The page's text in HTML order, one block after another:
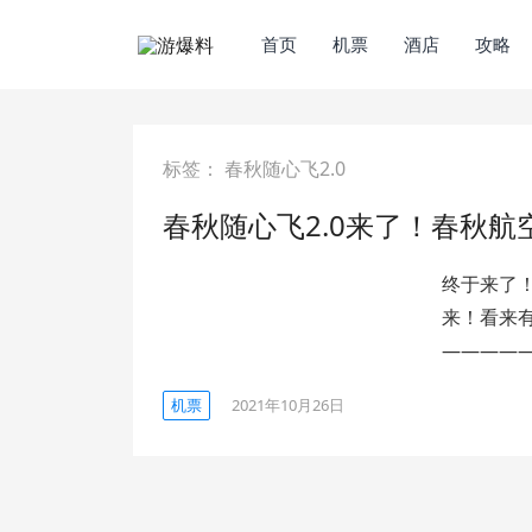
首页 机票 酒店 攻略
标签： 春秋随心飞2.0
春秋随心飞2.0来了！春秋航
终于来了
来！看来
机票 2021年10月26日